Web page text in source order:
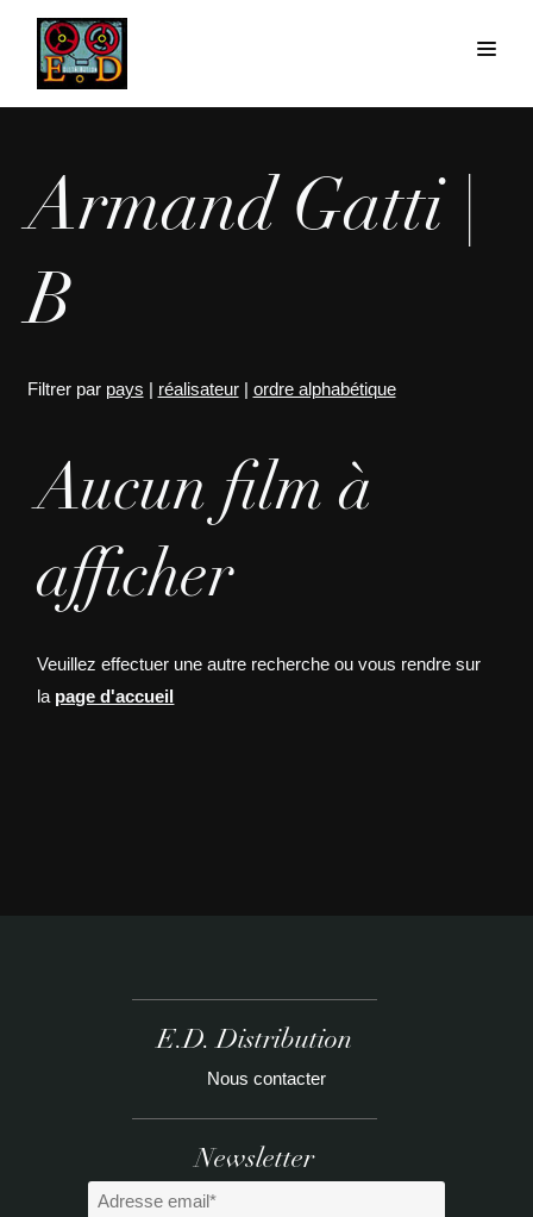
Armand Gatti |
B
Filtrer par pays | réalisateur| ordre alphabétique
Aucun film à
afficher
Veuillez effectuer une autre recherche ou vous rendre sur
la page d'accueil
E.D. Distribution
Nous contacter
Newsletter